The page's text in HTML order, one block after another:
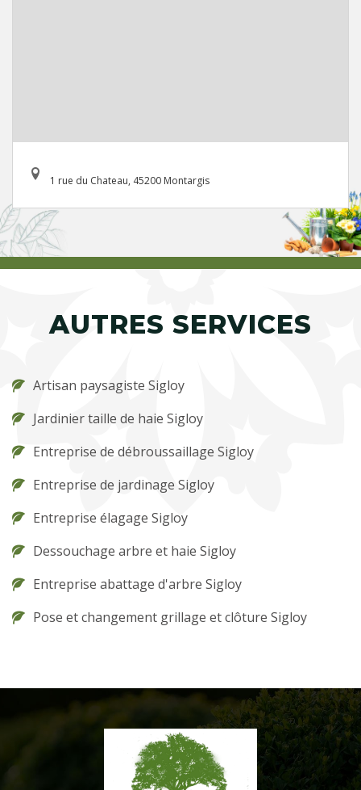
1 rue du Chateau, 45200 Montargis
AUTRES SERVICES
Artisan paysagiste Sigloy
Jardinier taille de haie Sigloy
Entreprise de débroussaillage Sigloy
Entreprise de jardinage Sigloy
Entreprise élagage Sigloy
Dessouchage arbre et haie Sigloy
Entreprise abattage d'arbre Sigloy
Pose et changement grillage et clôture Sigloy